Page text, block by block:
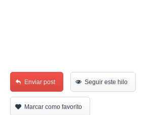
Enviar post Seguir este hilo
Marcar como favorito